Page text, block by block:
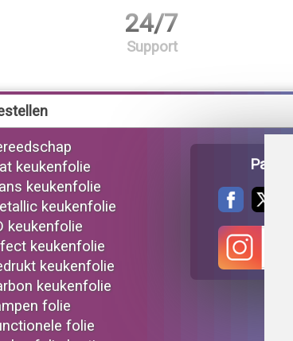
24/7
Support
keukenfolie
keukenfolie
keukenfolie
keukenfolie
keukenfolie
keukenfolie
keukenfolie
folie
folie